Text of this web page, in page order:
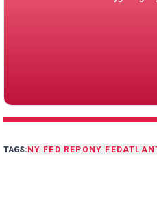
TAGS:NY FED REPO NY FED